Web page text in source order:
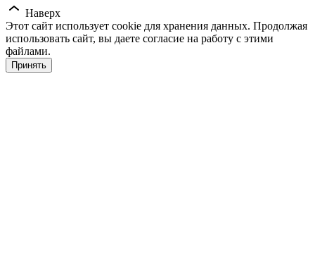
Наверх
Этот сайт использует cookie для хранения данных. Продолжая
использовать сайт, вы даете согласие на работу с этими
файлами.
Принять